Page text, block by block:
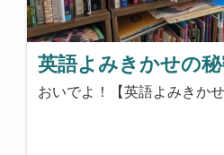
英語よみきかせの
おいでよ！【英語よみきか